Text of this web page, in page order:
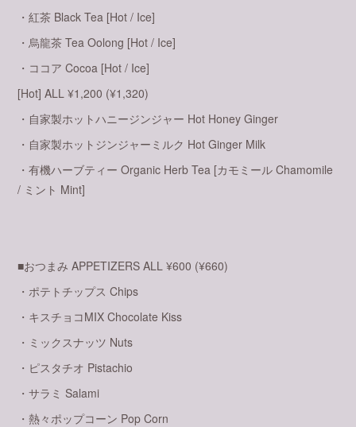
・紅茶 Black Tea [Hot / Ice]
・烏龍茶 Tea Oolong [Hot / Ice]
・ココア Cocoa [Hot / Ice]
[Hot] ALL ¥1,200 (¥1,320)
・自家製ホットハニージンジャー Hot Honey Ginger
・自家製ホットジンジャーミルク Hot Ginger Milk
・有機ハーブティー Organic Herb Tea [カモミール Chamomile
/ ミント Mint]
■おつまみ APPETIZERS ALL ¥600 (¥660)
・ポテトチップス Chips
・キスチョコMIX Chocolate Kiss
・ミックスナッツ Nuts
・ピスタチオ Pistachio
・サラミ Salami
・熱々ポップコーン Pop Corn